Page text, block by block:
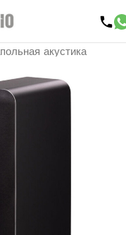
акустика